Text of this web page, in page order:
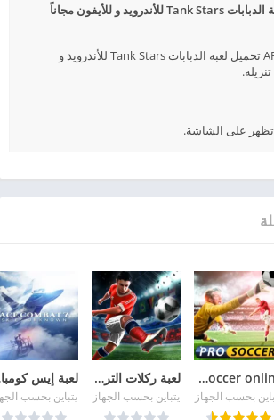
كيفية تثبيت تحميل لعبة الدبابات Tank Stars للأندرويد و للأيفون مجاناً
1. اضغط على ملف APK تحميل لعبة الدبابات Tank Stars للأندرويد و
pro soccer online مهكرة
بحسب الجهاز
لعبة ركلات الترجيح
يتباين بحسب الجهاز يتباين بحسب